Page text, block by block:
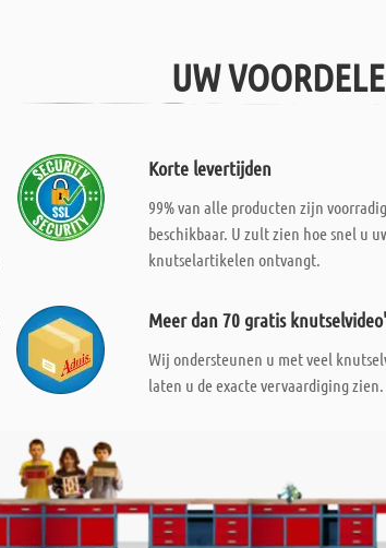
UW
Korte levertijden
99% van alle producten zijn
beschikbaar. U zult zien hoe snel u
knutselartikelen ontvangt.
Meer dan 70 gratis
Wij ondersteunen u met veel
laten u de exacte vervaardiging zien.